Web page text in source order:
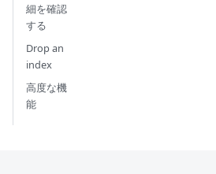
細を確認
する
Drop an
index
高度な機
能